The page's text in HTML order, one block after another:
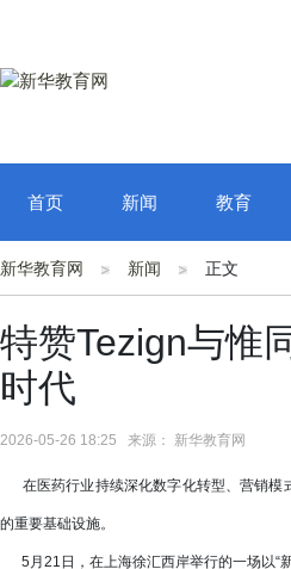
首页 新闻 教育
新华教育网 新闻 正文
特赞Tezign与惟
时代
2026-05-26 18:25 来源： 新华教育网
在医药行业持续深化数字化转型、营销模
的重要基础设施。
5月21日，在上海徐汇西岸举行的一场以“